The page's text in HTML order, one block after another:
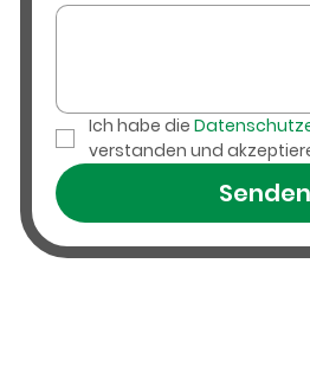
Ich habe die
verstanden und
Senden